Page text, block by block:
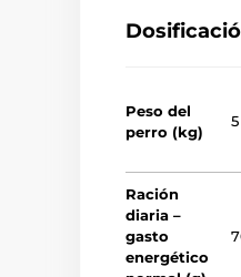
Peso del
perro (kg)
5
Ración
diaria –
gasto
energético